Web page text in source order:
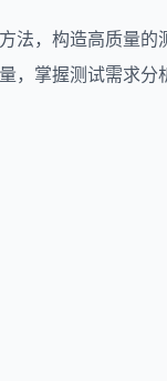
法，构造高质量
，掌握测试需求